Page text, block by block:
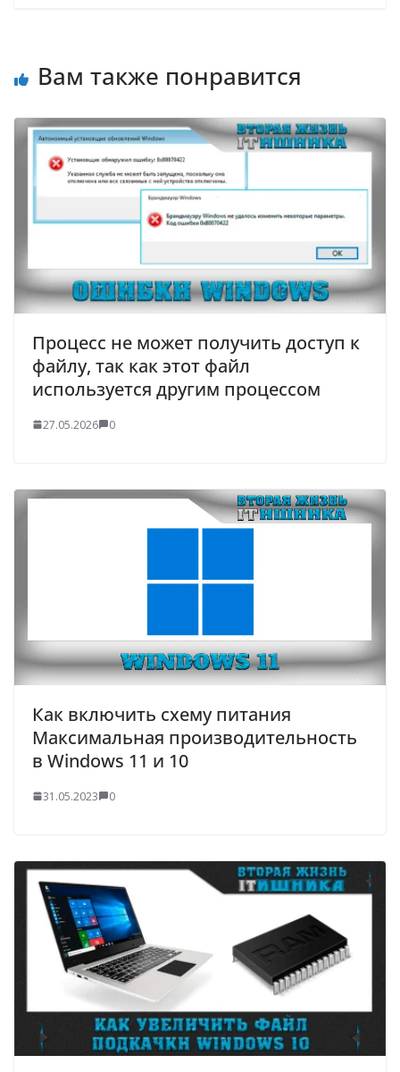
Вам также понравится
Процесс не может получить доступ к
файлу, так как этот файл
используется другим процессом
27.05.2026 0
Как включить схему питания
Максимальная производительность
в Windows 11 и 10
31.05.2023 0